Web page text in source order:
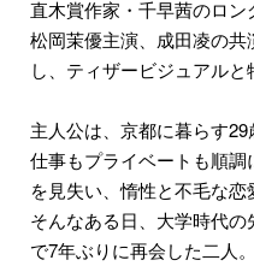
直木賞作家・千早茜のロ
松岡茉優主演、成田凌の
し、ティザービジュアルと
主人公は、京都に暮らす29
仕事もプライベートも順
を見失い、惰性と不毛な恋
そんなある日、大学時代
で7年ぶりに再会した二人